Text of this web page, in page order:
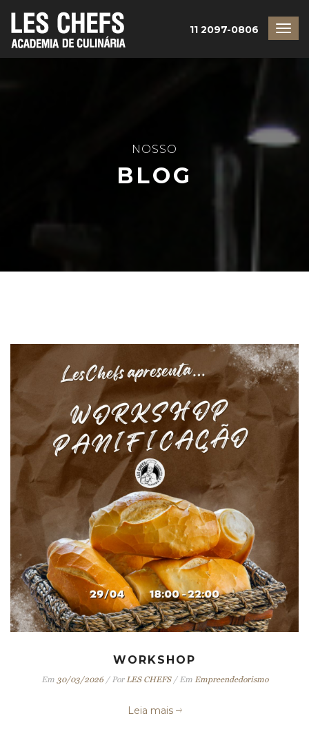
11 2097-0806
NOSSO
BLOG
WORKSHOP
Em 30/03/2026/ PorLES CHEFS/ Em Empreendedorismo
Leia mais